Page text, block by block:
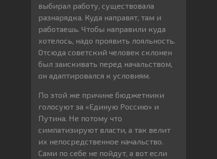
выбирал работу, существовала
разнарядка. Куда направят, там и
работаешь. Чтобы направили куда
хотелось, надо проявить лояльность.
Отсюда советский человек склонен
был заискивать перед начальством,
он адаптировался к условиям.
По этой же причине бюджетники
голосуют за «Единую Россию» и
Путина. Не потому что
симпатизируют власти, а так велит
их непосредственное начальство.
Сами по себе не пойдут, а вот если